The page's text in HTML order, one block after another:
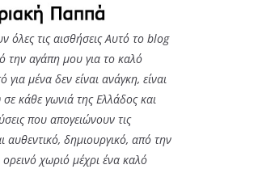
όλες τις αισθήσεις Αυτό το blog
την αγάπη μου για το καλό
μένα δεν είναι ανάγκη, είναι
κάθε γωνιά της Ελλάδος και
που απογειώνουν τις
αυθεντικό, δημιουργικό, από την
χωριό μέχρι ένα καλό